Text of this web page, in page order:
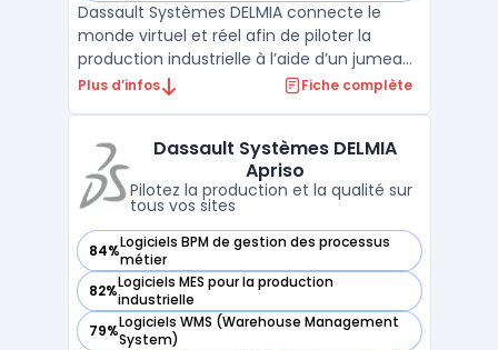
Dassault Systèmes DELMIA connecte le
monde virtuel et réel afin de piloter la
production industrielle à l’aide d’un jumeau
numérique. Le logiciel est conçu pour
simulation et l’exécution sont au cœur de
la gestion de ...
Plus d’infos Fiche complète
Dassault Systèmes DELMIA
Apriso
Pilotez la production et la qualité sur
tous vos sites
84%Logiciels BPM de gestion des processus
métier
— voir Dassault Systèmes DELMIA Apriso dans cette
82%Logiciels MES pour la production
industrielle
— voir Dassault Systèmes DELMIA Apriso dans cette
79%Logiciels WMS (Warehouse Management
System)
— voir Dassault Systèmes DELMIA Apriso dans cette